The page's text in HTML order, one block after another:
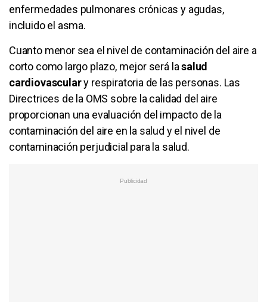
enfermedades pulmonares crónicas y agudas,
incluido el asma.
Cuanto menor sea el nivel de contaminación del aire a
corto como largo plazo, mejor será lasalud
cardiovasculary respiratoria de las personas. Las
Directrices de la OMS sobre la calidad del aire
proporcionan una evaluación del impacto de la
contaminación del aire en la salud y el nivel de
contaminación perjudicial para la salud.